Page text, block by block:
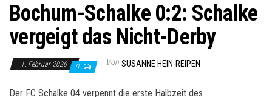
Bochum-Schalke 0:2: Schalke
vergeigt das Nicht-Derby
1. Februar 2026 0 Von SUSANNE HEIN-REIPEN
Der FC Schalke 04 verpennt die erste Halbzeit des